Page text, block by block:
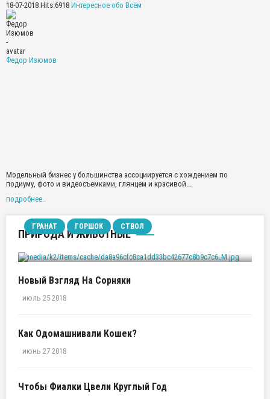
18-07-2018 Hits:6918 Интересное обо Всём
Федор Изюмов
Модельный бизнес у большинства ассоциируется с хождением по
подиуму, фото и видеосъемками, глянцем и красивой...
подробнее..
ПРИРОДА И ЖИВОТНЫЕ
ГРАНАТ ГОРШОК СТВОЛ
Гранат На Подоконнике
Новый Взгляд На Сорняки
июль 25 2018
Как Одомашнивали Кошек?
июнь 27 2018
Чтобы Фиалки Цвели Круглый Год